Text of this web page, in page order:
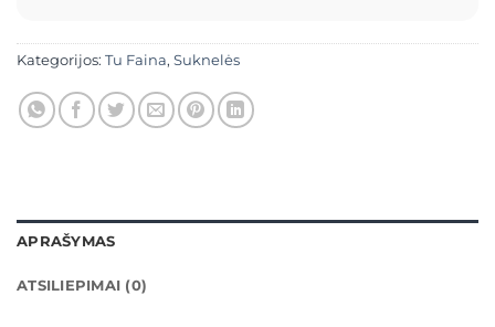
Kategorijos: Tu Faina, Suknelės
APRAŠYMAS
ATSILIEPIMAI (0)